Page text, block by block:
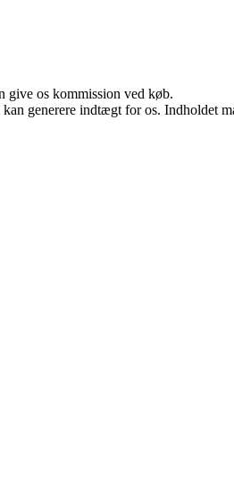
give os kommission ved køb.
generere indtægt for os. Indholdet